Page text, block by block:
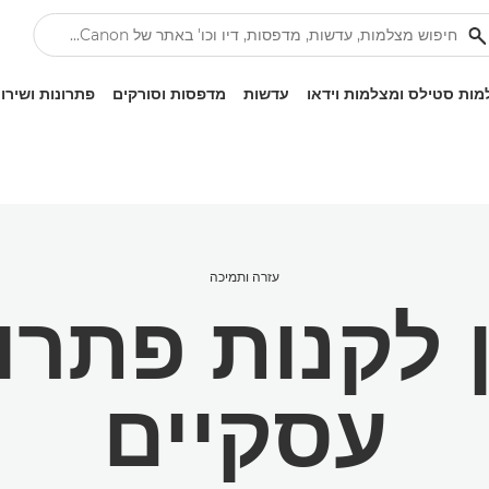
סטילס ומצלמות וידאו עדשות מדפסות וסורקים פתרונות
עזרה ותמיכה
לקנות
עסקיים